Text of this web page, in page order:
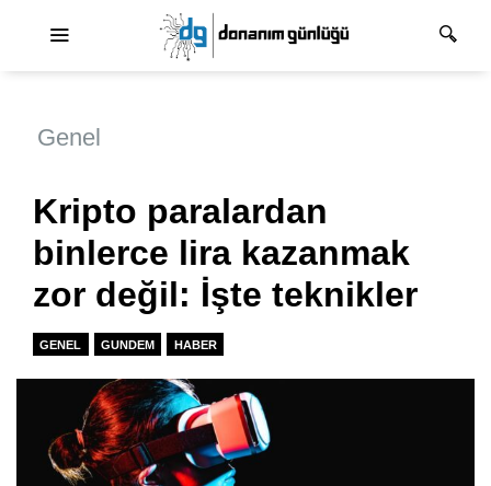
Genel
Kripto paralardan
binlerce lira kazanmak
zor değil: İşte teknikler
GENEL GUNDEM HABER